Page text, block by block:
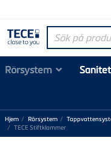
Sök på
Rörsystem
Hjem Rörsystem
TECE Stiftklammer